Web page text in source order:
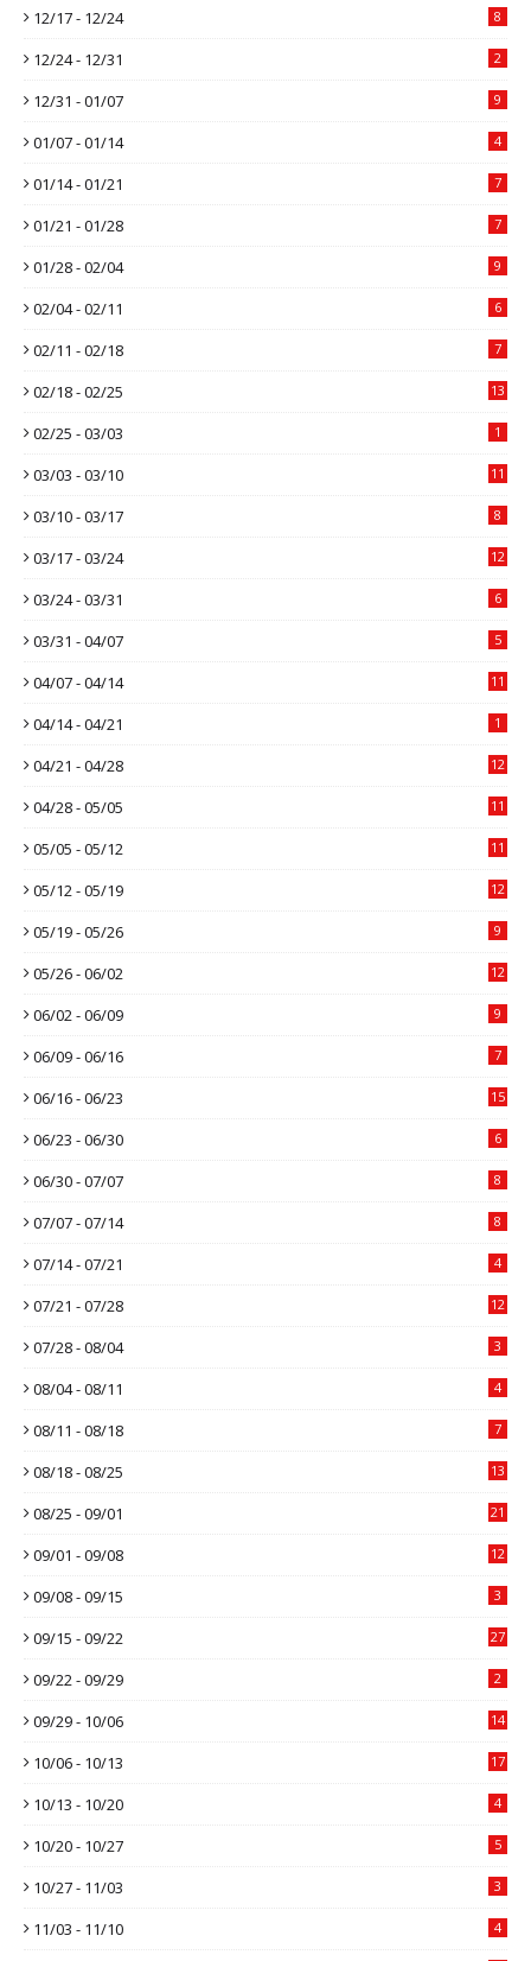
12/17 - 12/24 8
12/24 - 12/31 2
12/31 - 01/07 9
01/07 - 01/14 4
01/14 - 01/21 7
01/21 - 01/28 7
01/28 - 02/04 9
02/04 - 02/11 6
02/11 - 02/18 7
02/18 - 02/25 13
02/25 - 03/03 1
03/03 - 03/10 11
03/10 - 03/17 8
03/17 - 03/24 12
03/24 - 03/31 6
03/31 - 04/07 5
04/07 - 04/14 11
04/14 - 04/21 1
04/21 - 04/28 12
04/28 - 05/05 11
05/05 - 05/12 11
05/12 - 05/19 12
05/19 - 05/26 9
05/26 - 06/02 12
06/02 - 06/09 9
06/09 - 06/16 7
06/16 - 06/23 15
06/23 - 06/30 6
06/30 - 07/07 8
07/07 - 07/14 8
07/14 - 07/21 4
07/21 - 07/28 12
07/28 - 08/04 3
08/04 - 08/11 4
08/11 - 08/18 7
08/18 - 08/25 13
08/25 - 09/01 21
09/01 - 09/08 12
09/08 - 09/15 3
09/15 - 09/22 27
09/22 - 09/29 2
09/29 - 10/06 14
10/06 - 10/13 17
10/13 - 10/20 4
10/20 - 10/27 5
10/27 - 11/03 3
11/03 - 11/10 4